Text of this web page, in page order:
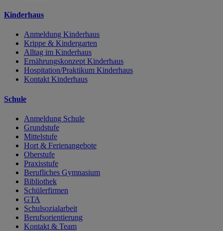
Kinderhaus
Anmeldung Kinderhaus
Krippe & Kindergarten
Alltag im Kinderhaus
Ernährungskonzept Kinderhaus
Hospitation/Praktikum Kinderhaus
Kontakt Kinderhaus
Schule
Anmeldung Schule
Grundstufe
Mittelstufe
Hort & Ferienangebote
Oberstufe
Praxisstufe
Berufliches Gymnasium
Bibliothek
Schülerfirmen
GTA
Schulsozialarbeit
Berufsorientierung
Kontakt & Team